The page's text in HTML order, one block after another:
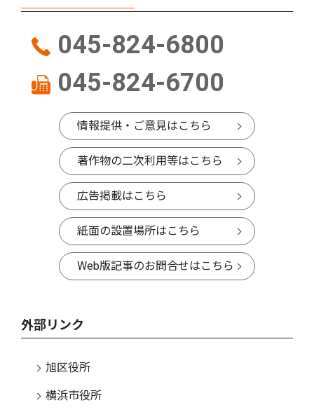
045-824-6800
045-824-6700
情報提供・ご意見はこちら
著作物の二次利用等はこちら
広告掲載はこちら
紙面の設置場所はこちら
Web版記事のお問合せはこちら
外部リンク
旭区役所
横浜市役所